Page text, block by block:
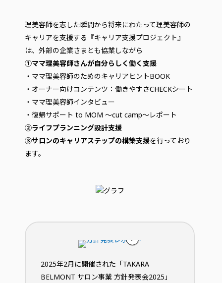
理美容師を志した瞬間から将来にわたって理美容師の
キャリアを支援する『キャリア支援プロジェクト』
は、外部の企業さまとも協業しながら
①ママ理美容師さんが自分らしく働く支援
・ママ理美容師のためのキャリアヒントBOOK
・オーナー向けコンテンツ：働きやすさCHECKシート
・ママ理美容師インタビュー
・復帰サポート to MOM ～cut camp～レポート
②ライフプランニング設計支援
③サロンのキャリアステップの構築支援を行っており
ます。
2025年2月に開催された「TAKARA
BELMONT サロン事業 方針発表会2025」